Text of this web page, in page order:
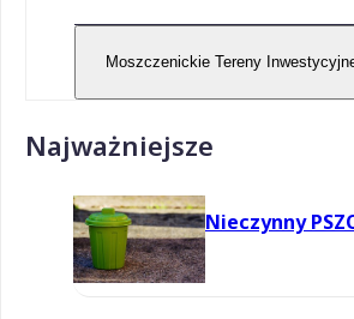
Moszczenickie Tereny
Najważniejsze
Nieczynny